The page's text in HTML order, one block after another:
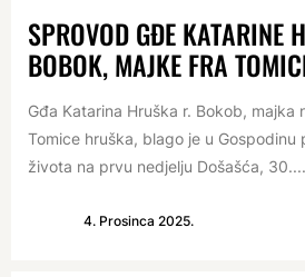
SPROVOD GĐE KATARINE
BOBOK, MAJKE FRA
Gđa Katarina Hruška r. Bokob, majka
Tomice hruška, blago je u Gospodinu
života na prvu nedjelju Došašća, 30....
4. Prosinca 2025.